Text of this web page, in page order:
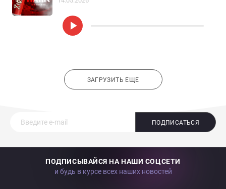
ЗАГРУЗИТЬ ЕЩЕ
ПОДПИСАТЬСЯ
ПОДПИСЫВАЙСЯ НА НАШИ СОЦСЕТИ
и будь в курсе всех наших новостей